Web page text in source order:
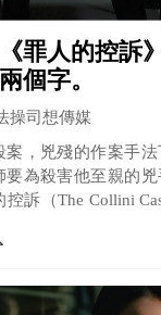
罪人的控訴
個字。
操司想傳媒
案，兇殘的作案手
要為殺害他至親的
訴（The Collini
成為律師不久的萊